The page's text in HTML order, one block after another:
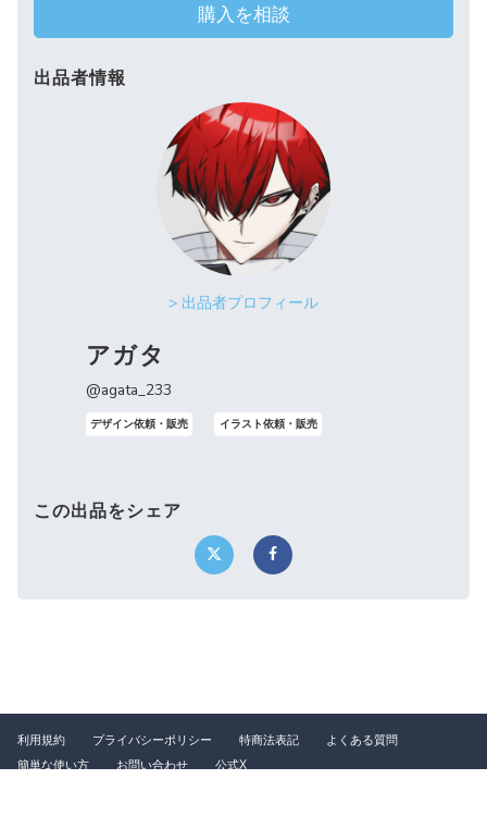
購入を相談
出品者情報
> 出品者プロフィール
アガタ
@agata_233
デザイン依頼・販売 イラスト依頼・販売
この出品をシェア
利用規約 プライバシーポリシー 特商法表記
よくある質問
簡単な使い方
お問い合わせ 公式X